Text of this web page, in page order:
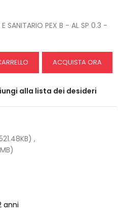
SANITARIO PEX B - AL SP 0.3 -
ACQUISTA ORA
alla lista dei desideri
anni